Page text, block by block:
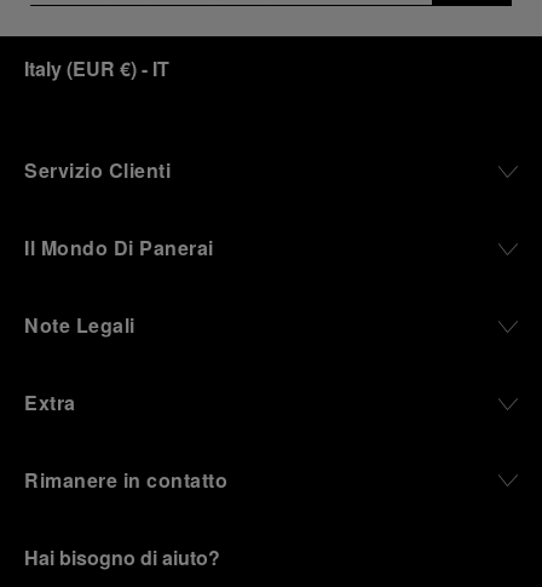
Italy(EUR €)- IT
Servizio Clienti
Il Mondo Di Panerai
Note Legali
Extra
Rimanere in contatto
Hai bisogno di aiuto?